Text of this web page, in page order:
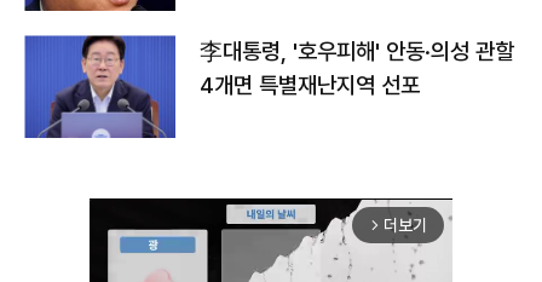
李대통령, '호우피해' 안동·의성 관할
4개면 특별재난지역 선포
arrow_forward_ios 더보기